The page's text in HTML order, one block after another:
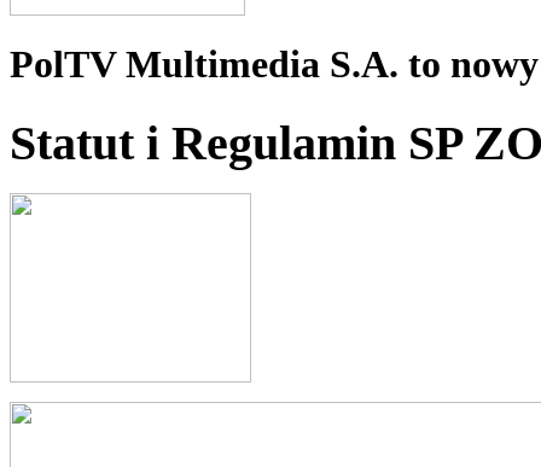
PolTV Multimedia S.A. to
Statut i Regulamin SP